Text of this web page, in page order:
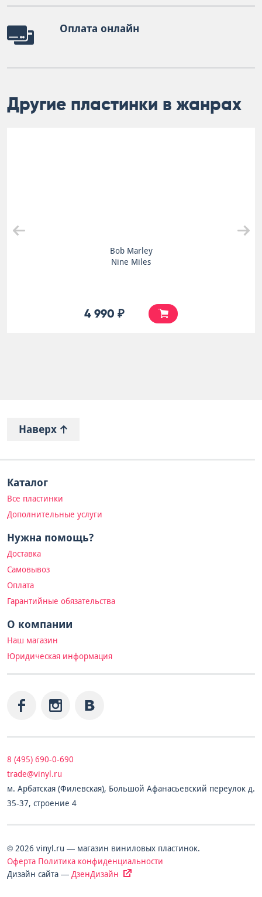
Оплата онлайн
Другие пластинки в жанрах
Наверх
Каталог
Все пластинки
Дополнительные услуги
Нужна помощь?
Доставка
Самовывоз
Оплата
Гарантийные обязательства
О компании
Наш магазин
Юридическая информация
8 (495) 690-0-690
trade@vinyl.ru
м. Арбатская (Филевская), Большой Афанасьевский переулок д.
35-37, строение 4
© 2026 vinyl.ru — магазин виниловых пластинок.
Оферта Политика конфиденциальности
Дизайн сайта — ДзенДизайн